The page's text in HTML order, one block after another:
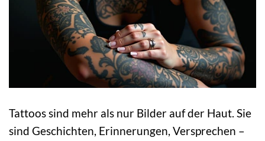
Tattoos sind mehr als nur Bilder auf der Haut. Sie
sind Geschichten, Erinnerungen, Versprechen –